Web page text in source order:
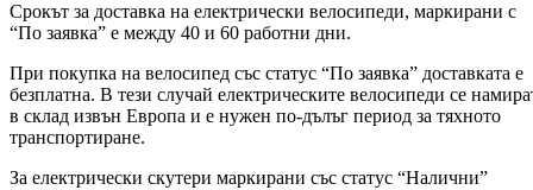
Срокът за доставка на електрически велосипеди, маркирани с
“По заявка” е между 40 и 60 работни дни.
При покупка на велосипед със статус “По заявка” доставката е
безплатна. В тези случай електрическите велосипеди се
в склад извън Европа и е нужен по-дълъг период за тяхното
транспортиране.
За електрически скутери маркирани със статус “Налични”